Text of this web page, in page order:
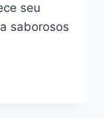
seu
saborosos